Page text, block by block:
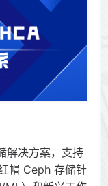
解决方案，支持
帽 Ceph 存储针